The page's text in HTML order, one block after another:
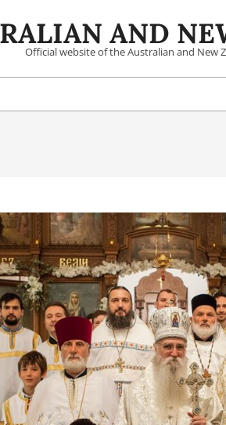
AND
Official website of the Australian and New